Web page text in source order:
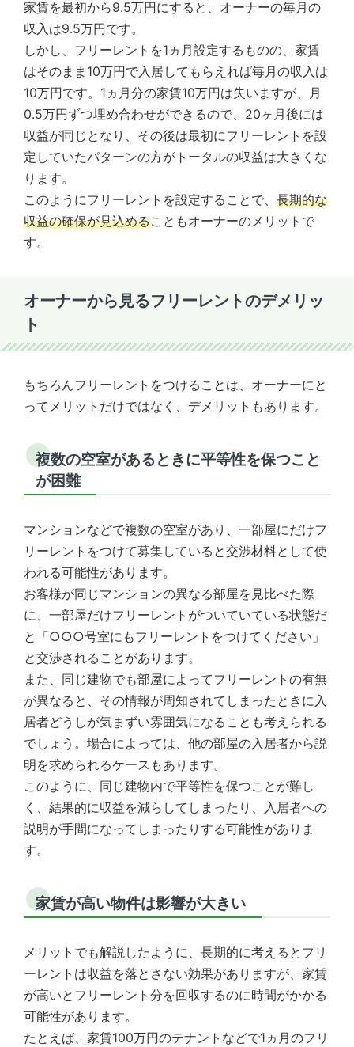
家賃を最初から9.5万円にすると、オーナーの毎月の
収入は9.5万円です。
しかし、フリーレントを1ヵ月設定するものの、家賃
はそのまま10万円で入居してもらえれば毎月の収入は
10万円です。1ヵ月分の家賃10万円は失いますが、月
0.5万円ずつ埋め合わせができるので、20ヶ月後には
収益が同じとなり、その後は最初にフリーレントを設
定していたパターンの方がトータルの収益は大きくな
ります。
このようにフリーレントを設定することで、 長期的な
収益の確保が見込めることもオーナーのメリットで
す。
オーナーから見るフリーレントのデメリッ
ト
もちろんフリーレントをつけることは、オーナーにと
ってメリットだけではなく、デメリットもあります。
複数の空室があるときに平等性を保つこと
が困難
マンションなどで複数の空室があり、一部屋にだけフ
リーレントをつけて募集していると交渉材料として使
われる可能性があります。
お客様が同じマンションの異なる部屋を見比べた際
に、一部屋だけフリーレントがついていている状態だ
と「○○○号室にもフリーレントをつけてください」
と交渉されることがあります。
また、同じ建物でも部屋によってフリーレントの有無
が異なると、その情報が周知されてしまったときに入
居者どうしが気まずい雰囲気になることも考えられる
でしょう。場合によっては、他の部屋の入居者から説
明を求められるケースもあります。
このように、同じ建物内で平等性を保つことが難し
く、結果的に収益を減らしてしまったり、入居者への
説明が手間になってしまったりする可能性がありま
す。
家賃が高い物件は影響が大きい
メリットでも解説したように、長期的に考えるとフリ
ーレントは収益を落とさない効果がありますが、家賃
が高いとフリーレント分を回収するのに時間がかかる
可能性があります。
たとえば、家賃100万円のテナントなどで1ヵ月のフリ